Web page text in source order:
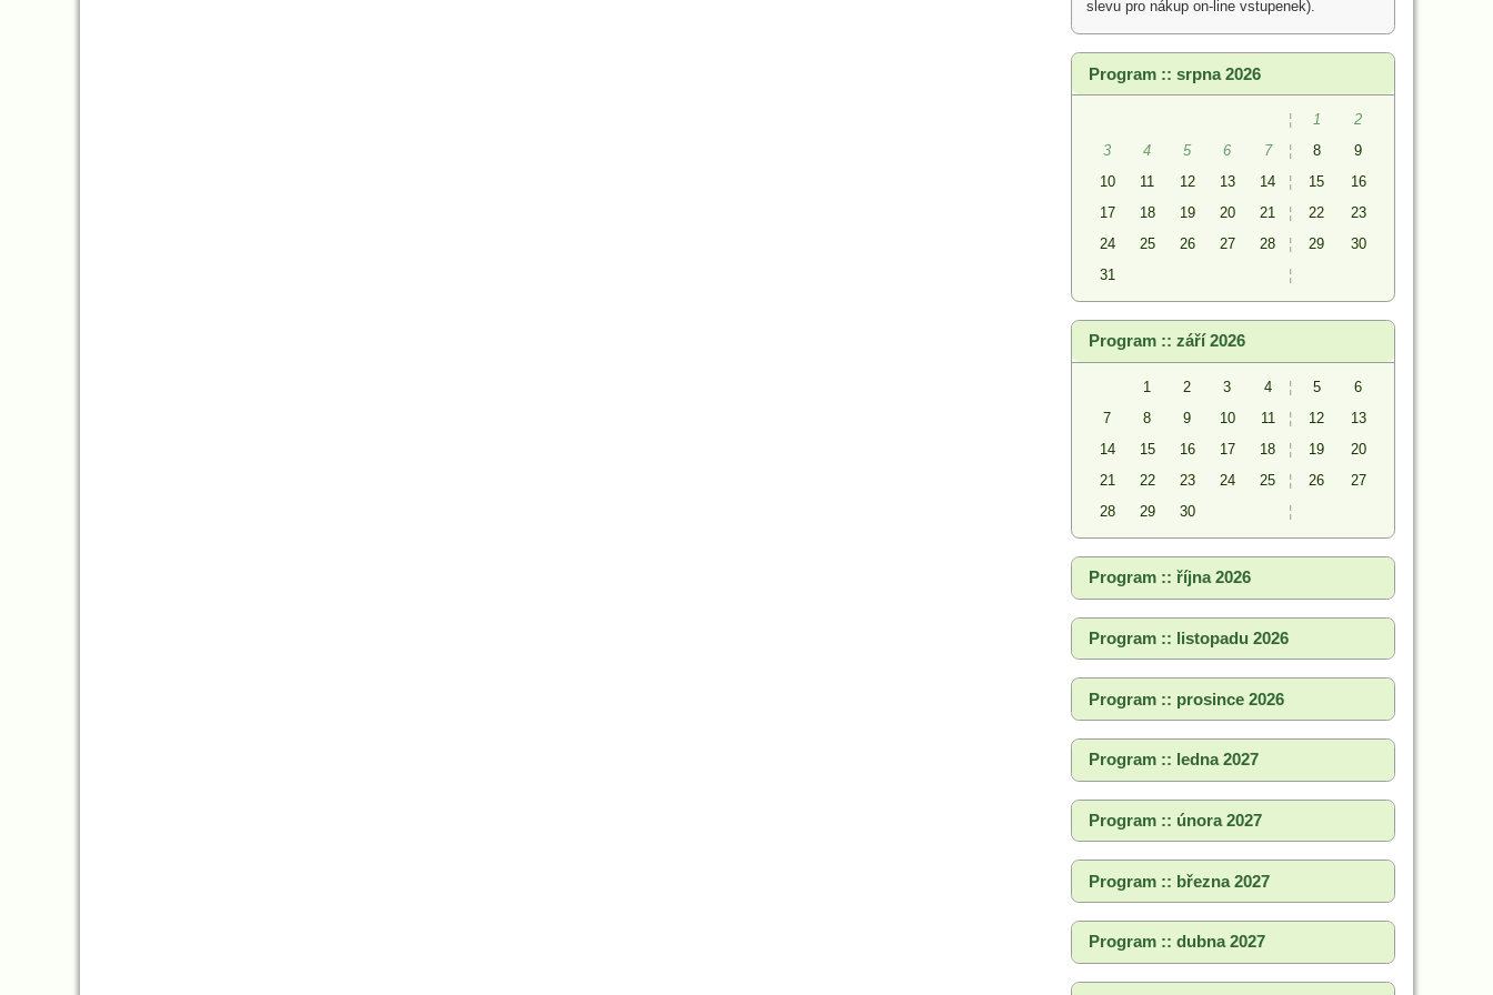
slevu pro nákup on-line vstupenek).
Program :: srpna 2026
¦ 1
2
3
4 5 6 7 ¦ 8
9
10
11 12 13 14 ¦ 15
16
17
18 19 20 21 ¦ 22
23
24
25 26 27 28 ¦ 29
30
31
¦
Program :: září 2026
1 2 3 4 ¦ 5
6
7
8 9 10 11 ¦ 12
13
14
15 16 17 18 ¦ 19
20
21
22 23 24 25 ¦ 26
27
28
29 30 ¦
Program :: října 2026
Program :: listopadu 2026
Program :: prosince 2026
Program :: ledna 2027
Program :: února 2027
Program :: března 2027
Program :: dubna 2027